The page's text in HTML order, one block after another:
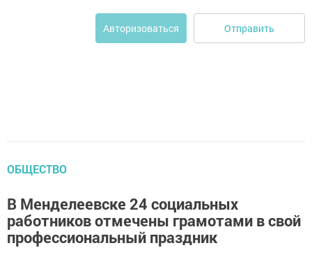
Авторизоваться Отправить
ОБЩЕСТВО
В Менделеевске 24 социальных
работников отмечены грамотами в свой
профессиональный праздник